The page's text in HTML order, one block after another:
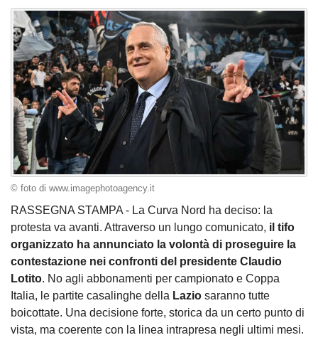
© foto di www.imagephotoagency.it
RASSEGNA STAMPA - La Curva Nord ha deciso: la
protesta va avanti. Attraverso un lungo comunicato, il tifo
organizzato ha annunciato la volontà di proseguire la
contestazione nei confronti del presidente Claudio
Lotito. No agli abbonamenti per campionato e Coppa
Italia, le partite casalinghe della Lazio saranno tutte
boicottate. Una decisione forte, storica da un certo punto di
vista, ma coerente con la linea intrapresa negli ultimi mesi.